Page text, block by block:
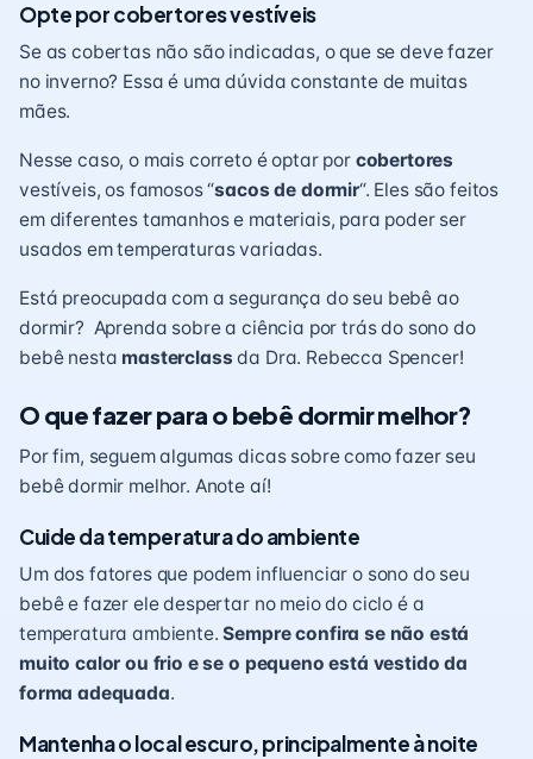
Opte por cobertores vestíveis
Se as cobertas não são indicadas, o que se deve fazer
no inverno? Essa é uma dúvida constante de muitas
mães.
Nesse caso, o mais correto é optar por cobertores
vestíveis, os famosos “sacos de dormir“. Eles são feitos
em diferentes tamanhos e materiais, para poder ser
usados em temperaturas variadas.
Está preocupada com a segurança do seu bebê ao
dormir? Aprenda sobre a ciência por trás do sono do
bebê nesta masterclass da Dra. Rebecca Spencer!
O que fazer para o bebê dormir melhor?
Por fim, seguem algumas dicas sobre como fazer seu
bebê dormir melhor. Anote aí!
Cuide da temperatura do ambiente
Um dos fatores que podem influenciar o sono do seu
bebê e fazer ele despertar no meio do ciclo é a
temperatura ambiente. Sempre confira se não está
muito calor ou frio e se o pequeno está vestido da
forma adequada.
Mantenha o local escuro, principalmente à noite